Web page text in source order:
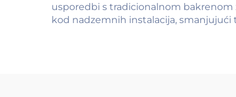
usporedbi s tradicionalnom bakrenom
kod nadzemnih instalacija,